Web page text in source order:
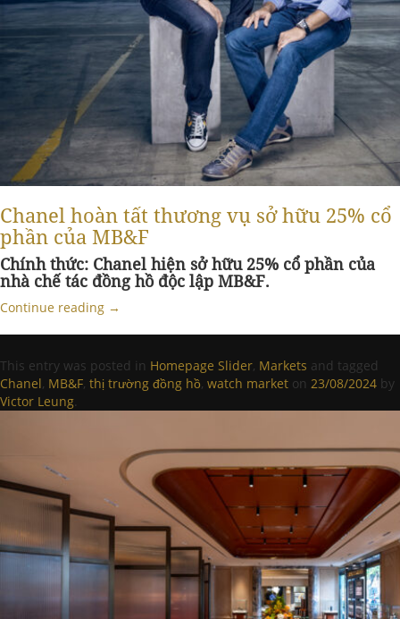
Chanel hoàn tất thương vụ sở hữu 25% cổ
phần của MB&F
Chính thức: Chanel hiện sở hữu 25% cổ phần của
nhà chế tác đồng hồ độc lập MB&F.
Continue reading →
This entry was posted in Homepage Slider, Markets and tagged
Chanel, MB&F, thị trường đồng hồ, watch market on 23/08/2024 by
Victor Leung.